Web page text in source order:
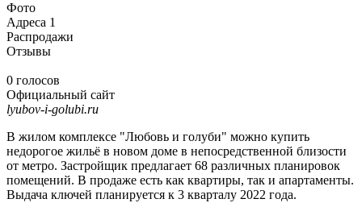
Фото
Адреса 1
Распродажи
Отзывы
0 голосов
Официальный сайт
lyubov-i-golubi.ru
В жилом комплексе "Любовь и голуби" можно купить
недорогое жильё в новом доме в непосредственной близости
от метро. Застройщик предлагает 68 различных планировок
помещений. В продаже есть как квартиры, так и апартаменты.
Выдача ключей планируется к 3 кварталу 2022 года.